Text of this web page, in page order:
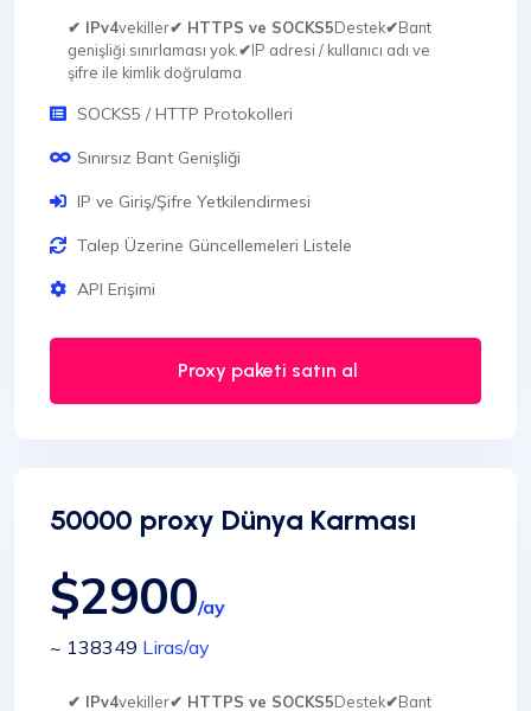
✔ IPv4vekiller✔ HTTPS ve SOCKS5Destek✔Bant
genişliği sınırlaması yok.✔IP adresi / kullanıcı adı ve
şifre ile kimlik doğrulama
SOCKS5 / HTTP Protokolleri
Sınırsız Bant Genişliği
IP ve Giriş/Şifre Yetkilendirmesi
Talep Üzerine Güncellemeleri Listele
API Erişimi
Proxy paketi satın al
50000 proxy Dünya Karması
$2900/ay
~ 138349 Liras/ay
✔ IPv4vekiller✔ HTTPS ve SOCKS5Destek✔Bant